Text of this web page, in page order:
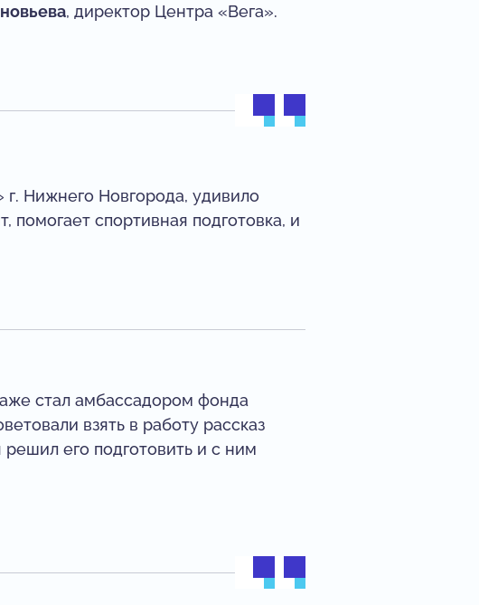
, директор Центра «Вега».
Нижнего Новгорода, удивило
спортивная подготовка, и
стал амбассадором фонда
взять в работу рассказ
его подготовить и с ним